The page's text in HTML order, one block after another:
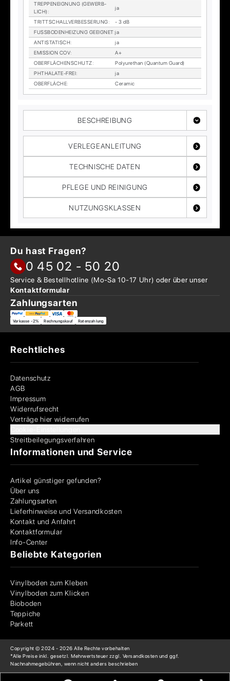
TREP­PEN­EIG­NUNG (GE­WERB­
LICH) :
ja
TRITT­SCHALL­VER­BES­SE­RUNG:
- 3 dB
FUSS­BO­DEN­HEI­ZUNG GE­EIG­NET:ja
AN­TI­STA­TISCH:
ja
EMIS­SI­ON COV:
A+
OBER­FLÄ­CHEN­SCHUTZ:
Po­ly­ure­than (Quan­tum Guard)
PHTHA­LA­TE-FREI:
ja
OBER­FLÄ­CHE: Cer­a­mic
BESCHREIBUNG
VERLEGEANLEITUNG
TECHNISCHE DATEN
PFLEGE UND REINIGUNG
NUTZUNGSKLASSEN
Du hast Fragen?
0 45 02 - 50 20
Service & Bestellhotline (Mo-Sa 10-17 Uhr) oder überunser
Kontaktformular
Zahlungsarten
Vorkasse -2% Rechnungskauf Ratenzahlung
Rechtliches
Datenschutz
AGB
Impressum
Widerrufsrecht
Verträge hier widerrufen
Streitbeilegungsverfahren
Informationen und Service
Artikel günstiger gefunden?
Über uns
Zahlungsarten
Lieferhinweise und Versandkosten
Kontakt und Anfahrt
Kontaktformular
Info-Center
Beliebte Kategorien
Vinylboden zum Kleben
Vinylboden zum Klicken
Bioboden
Teppiche
Parkett
Copyright © 2024 - 2026 Alle Rechte vorbehalten
*Alle Preise inkl. gesetzl. Mehrwertsteuer zzgl. Versandkosten und ggf.
Nachnahmegebühren, wenn nicht anders beschrieben